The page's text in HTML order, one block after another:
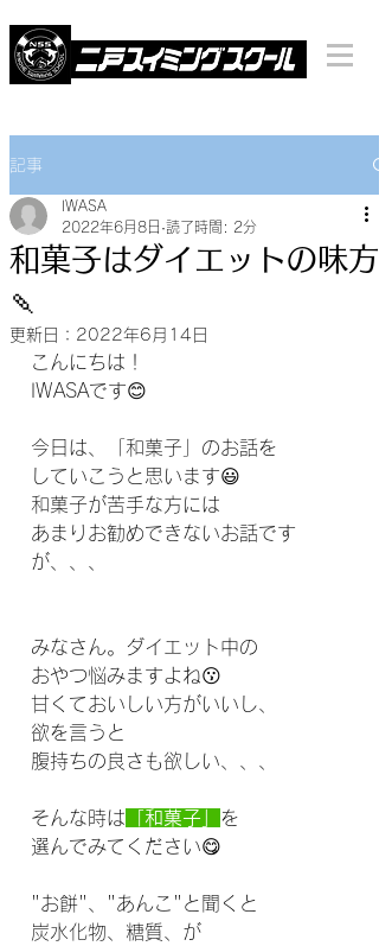
記事
和菓子はダイエットの味方
🍡
IWASA
2022年6月8日 読了時間: 2分
更新日： 2022年6月14日
こんにちは！
IWASAです😊
今日は、「和菓子」のお話を
していこうと思います😃
和菓子が苦手な方には
あまりお勧めできないお話です
が、、、
みなさん。ダイエット中の
おやつ悩みますよね😗
甘くておいしい方がいいし、
欲を言うと
腹持ちの良さも欲しい、、、
そんな時は 「和菓子」 を
選んでみてください😋
"お餅"、"あんこ"と聞くと
炭水化物、糖質、が